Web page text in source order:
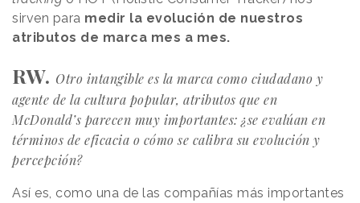
sirven para medir la evolución de nuestros
atributos de marca mes a mes.
RW. Otro intangible es la marca como ciudadano y
agente de la cultura popular, atributos que en
McDonald’s parecen muy importantes: ¿se evalúan en
términos de eficacia o cómo se calibra su evolución y
percepción?
Así es, como una de las compañías más importantes